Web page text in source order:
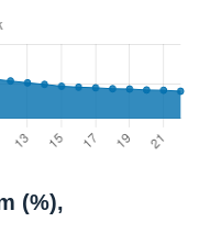
(%),